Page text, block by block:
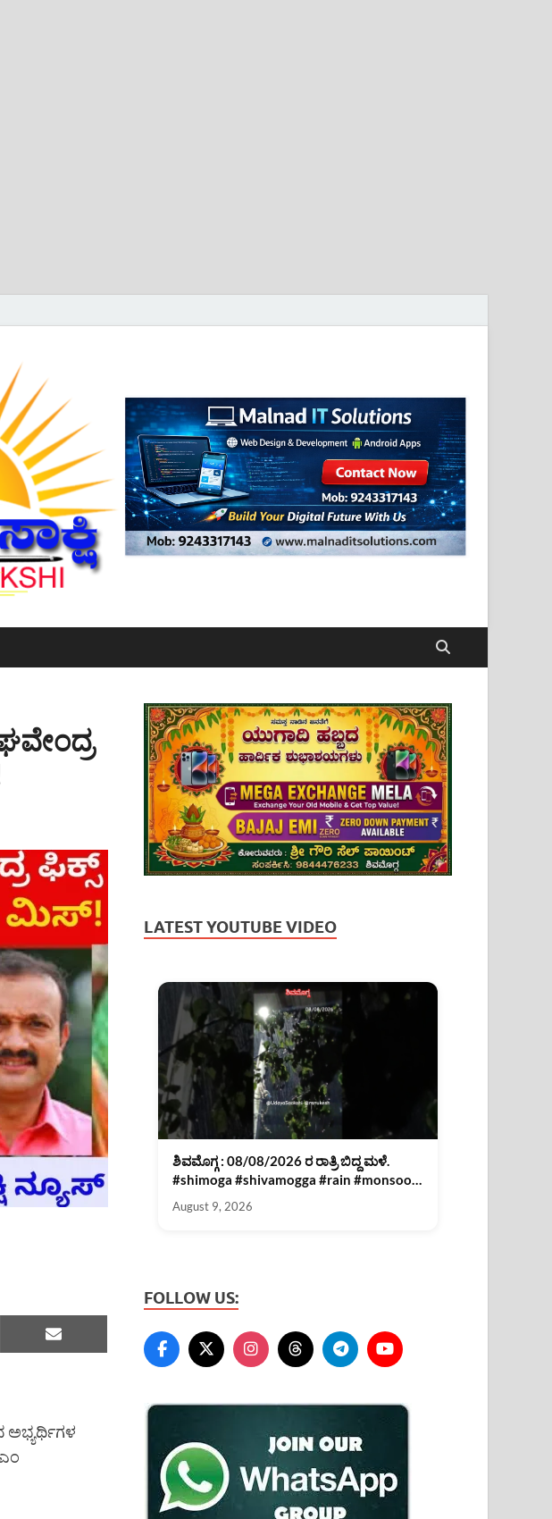
ಅಭ್ಯರ್ಥಿಗಳ
LATEST YOUTUBE VIDEO
ಶಿವಮೊಗ್ಗ : 08/08/2026 ರ ರಾತ್ರಿ ಬಿದ್ದ ಮಳೆ.
#shimoga #shivamogga #rain #monsoon
August 9, 2026
FOLLOW US: